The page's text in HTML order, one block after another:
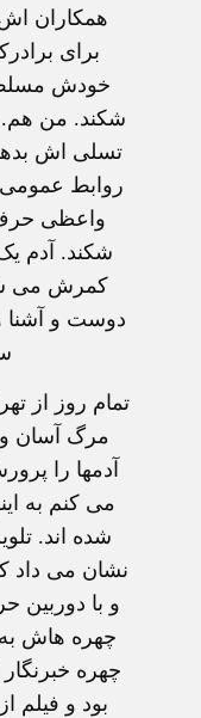
همکاران
برای
خودش
شکند. من هم.
تسلی اش
روابط
واعظی
شکند. آدم
کمرش می
دوست و آشنا
تمام روز از
مرگ آسان
آدمها را
می کنم به
شده اند.
نشان می داد
و با
چهره هاش
چهره
بود و فيلم